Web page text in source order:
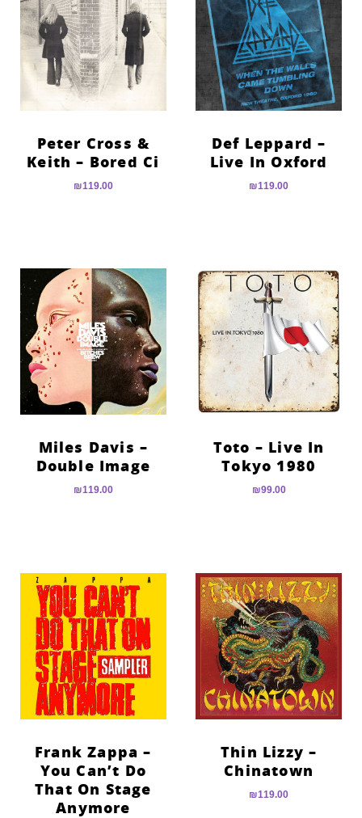
הוסף קו תחתון לקישורים
font_download סמן קישורים
את
כל
Def Leppard –
Live In Oxford
₪119.00
Peter Cross &
Keith – Bored Ci
₪119.00
Toto – Live In
Tokyo 1980
₪99.00
Miles Davis –
Double Image
₪119.00
Thin Lizzy –
Chinatown
₪119.00
Frank Zappa –
You Can’t Do
That On Stage
Anymore